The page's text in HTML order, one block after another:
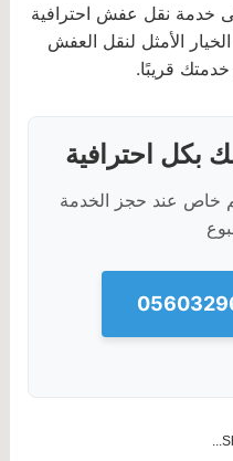
خدمة نقل عفش احترافية
الأمثل لنقل العفش
قريبًا.
بكل احترافية
خاص عند حجز الخدمة